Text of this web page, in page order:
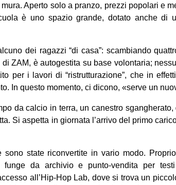
Aperto solo a pranzo, prezzi popolari e
è uno spazio grande, dotato anche di
dei ragazzi “di casa”: scambiando
ZAM, è autogestita su base volontaria;
per i lavori di “ristrutturazione”, che in
In questo momento, ci dicono, «serve un
da calcio in terra, un canestro
Si aspetta in giornata l’arrivo del primo
state riconvertite in vario modo.
funge da archivio e punto-vendita per
all’Hip-Hop Lab, dove si trova un